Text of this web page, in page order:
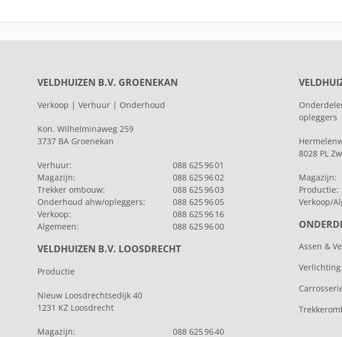
VELDHUIZEN B.V. GROENEKAN
Verkoop | Verhuur | Onderhoud
Kon. Wilhelminaweg 259
3737 BA Groenekan
Verhuur:
088 625 96 01
Magazijn:
088 625 96 02
Trekker ombouw:
088 625 96 03
Onderhoud ahw/opleggers:
088 625 96 05
Verkoop:
088 625 96 16
Algemeen:
088 625 96 00
VELDHUIZEN B.V. LOOSDRECHT
Productie
Nieuw Loosdrechtsedijk 40
1231 KZ Loosdrecht
Magazijn: 088 625 96 40
opleggers
8028 PL
Magazijn:
Productie:
Verkoop/
Assen &
Verlichting